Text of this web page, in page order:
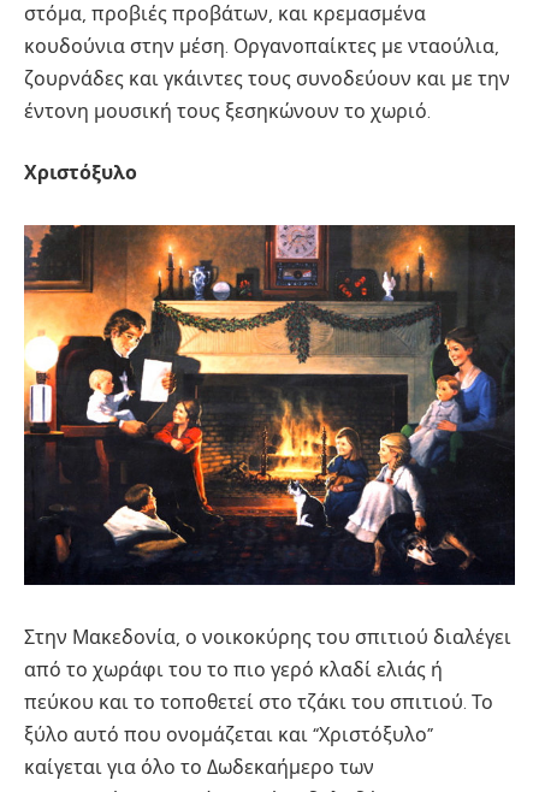
στόμα, προβιές προβάτων, και κρεμασμένα
κουδούνια στην μέση. Οργανοπαίκτες με νταούλια,
ζουρνάδες και γκάιντες τους συνοδεύουν και με την
έντονη μουσική τους ξεσηκώνουν το χωριό.
Χριστόξυλο
Στην Μακεδονία, ο νοικοκύρης του σπιτιού διαλέγει
από το χωράφι του το πιο γερό κλαδί ελιάς ή
πεύκου και το τοποθετεί στο τζάκι του σπιτιού. Το
ξύλο αυτό που ονομάζεται και “Χριστόξυλο”
καίγεται για όλο το Δωδεκαήμερο των